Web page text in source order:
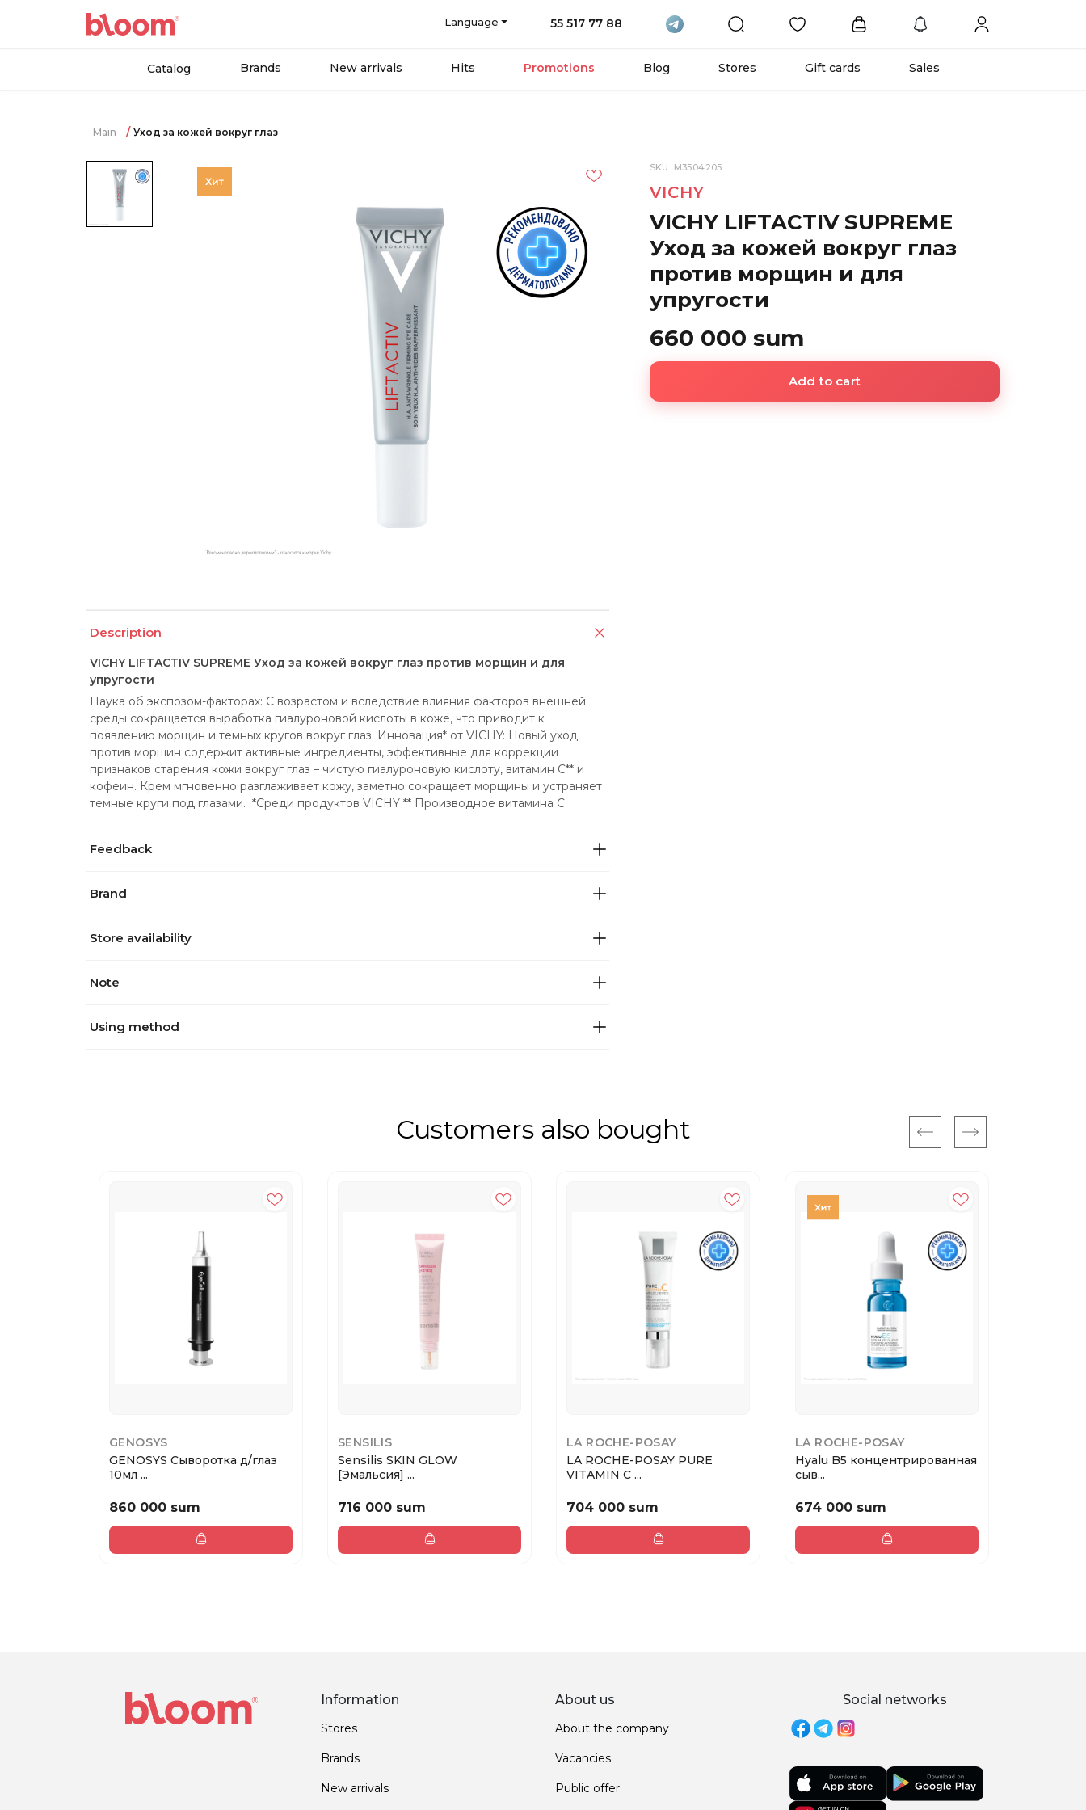
Language 55 517 77 88
Catalog Brands New arrivals Hits Promotions Blog Stores Gift cards Sales
Main Уход за кожей вокруг глаз
Description
VICHY LIFTACTIV SUPREME Уход за кожей вокруг глаз против морщин и для
упругости
Наука об экспозом-факторах: С возрастом и вследствие влияния факторов внешней
среды сокращается выработка гиалуроновой кислоты в коже, что приводит к
появлению морщин и темных кругов вокруг глаз. Инновация* от VICHY: Новый уход
против морщин содержит активные ингредиенты, эффективные для коррекции
признаков старения кожи вокруг глаз – чистую гиалуроновую кислоту, витамин С** и
кофеин. Крем мгновенно разглаживает кожу, заметно сокращает морщины и устраняет
темные круги под глазами.  *Среди продуктов VICHY ** Производное витамина C
Feedback
Brand
Store availability
Note
Using method
SKU: M3504205
VICHY
VICHY LIFTACTIV SUPREME
Уход за кожей вокруг глаз
против морщин и для
упругости
660 000 sum
Add to cart
Customers also bought
GENOSYS
GENOSYS Сыворотка д/глаз
10мл ...
860 000 sum
SENSILIS
Sensilis SKIN GLOW
[Эмальсия] ...
716 000 sum
LA ROCHE-POSAY
LA ROCHE-POSAY PURE
VITAMIN C ...
704 000 sum
LA ROCHE-POSAY
Hyalu B5 концентрированная
сыв...
674 000 sum
Information
Stores
Brands
New arrivals
About us
About the company
Vacancies
Public offer
Social networks